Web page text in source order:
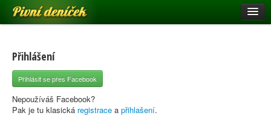
Pivní deníček
Pivní mapa
Pivní značky
Nápověda
Přihlášení
Přihlásit se přes Facebook
Nepoužíváš Facebook?
Pak je tu klasická registrace a přihlašení.